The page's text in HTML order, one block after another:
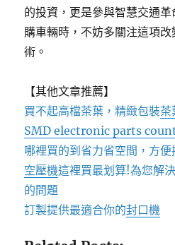
的投資，更是參與智慧交通
購車輛時，不妨多關注這項
術。
【其他文章推薦】
買不起高檔茶葉，精緻包裝茶
SMD electronic parts
哪裡買的到省力省空間，方便
空壓機這裡買最划算!為您解
的問題
訂製提供最適合你的封口機